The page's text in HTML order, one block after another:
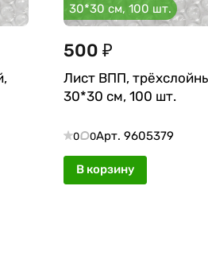
30*30 см, 100 шт.
500 ₽
Лист ВПП,
30*30 см, 100 шт.
0 0Арт.9605379
В корзину